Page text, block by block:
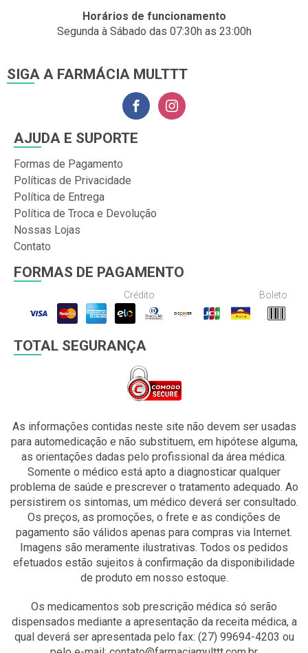
Horários de funcionamento
Segunda à Sábado das 07:30h as 23:00h
SIGA A FARMÁCIA MULTTT
AJUDA E SUPORTE
Formas de Pagamento
Políticas de Privacidade
Política de Entrega
Política de Troca e Devolução
Nossas Lojas
Contato
FORMAS DE PAGAMENTO
Crédito Boleto
TOTAL SEGURANÇA
As informações contidas neste site não devem ser usadas
para automedicação e não substituem, em hipótese alguma,
as orientações dadas pelo profissional da área médica.
Somente o médico está apto a diagnosticar qualquer
problema de saúde e prescrever o tratamento adequado. Ao
persistirem os sintomas, um médico deverá ser consultado.
Os preços, as promoções, o frete e as condições de
pagamento são válidos apenas para compras via Internet.
Imagens são meramente ilustrativas. Todos os pedidos
efetuados estão sujeitos à confirmação da disponibilidade
de produto em nosso estoque.
Os medicamentos sob prescrição médica só serão
dispensados mediante a apresentação da receita médica, a
qual deverá ser apresentada pelo fax: (27) 99694-4203 ou